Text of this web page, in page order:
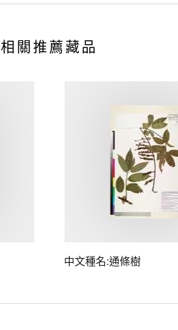
相關推薦藏品
中文種名:通條樹